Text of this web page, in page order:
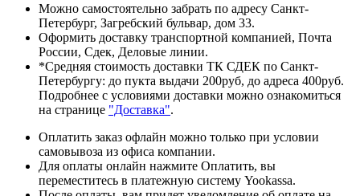
Можно самостоятельно забрать по адресу Санкт-
Петербург, Загребский бульвар, дом 33.
Оформить доставку транспортной компанией, Почта
России, Сдек, Деловые линии.
*Средняя стоимость доставки ТК СДЕК по Санкт-
Петербургу: до пукта выдачи 200руб, до адреса 400руб.
Подробнее с условиями доставки можно ознакомиться
на странице "Доставка".
Оплатить заказ офлайн можно только при условии
самовывоза из офиса компании.
Для оплаты онлайн нажмите Оплатить, вы
переместитесь в платежную систему Yookassa.